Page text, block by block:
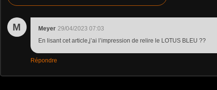
M Meyer 29/04/2023 07:03
En lisant cet article,j’ai l’impression de relire le LOTUS BLEU ??
Répondre